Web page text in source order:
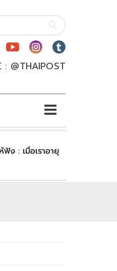
: @THAIPOST
ห้ฟัง : เมื่อเราอายุ